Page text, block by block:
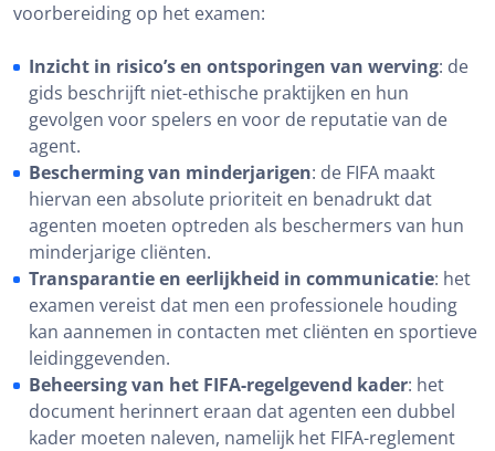
voorbereiding op het examen:
Inzicht in risico’s en ontsporingen van werving: de
gids beschrijft niet-ethische praktijken en hun
gevolgen voor spelers en voor de reputatie van de
agent.
Bescherming van minderjarigen: de FIFA maakt
hiervan een absolute prioriteit en benadrukt dat
agenten moeten optreden als beschermers van hun
minderjarige cliënten.
Transparantie en eerlijkheid in communicatie: het
examen vereist dat men een professionele houding
kan aannemen in contacten met cliënten en sportieve
leidinggevenden.
Beheersing van het FIFA-regelgevend kader: het
document herinnert eraan dat agenten een dubbel
kader moeten naleven, namelijk het FIFA-reglement